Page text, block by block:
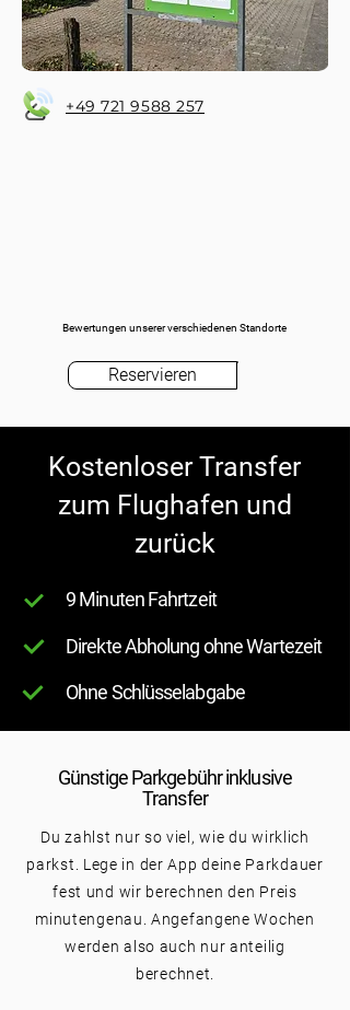
+49 721 9588 257
Bewertungen unserer verschiedenen Standorte
Reservieren
Kostenloser Transfer
zum Flughafen und
zurück
9 Minuten Fahrtzeit
Direkte Abholung ohne Wartezeit
Ohne Schlüsselabgabe
Günstige Parkgebühr inklusive
Transfer
Du zahlst nur so viel, wie du wirklich
parkst. Lege in der App deine Parkdauer
fest und wir berechnen den Preis
minutengenau. Angefangene Wochen
werden also auch nur anteilig
berechnet.